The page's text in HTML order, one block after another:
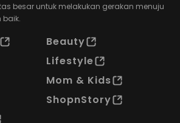
besar untuk melakukan gerakan menuju
baik.
Beauty
Lifestyle
Mom & Kids
ShopnStory